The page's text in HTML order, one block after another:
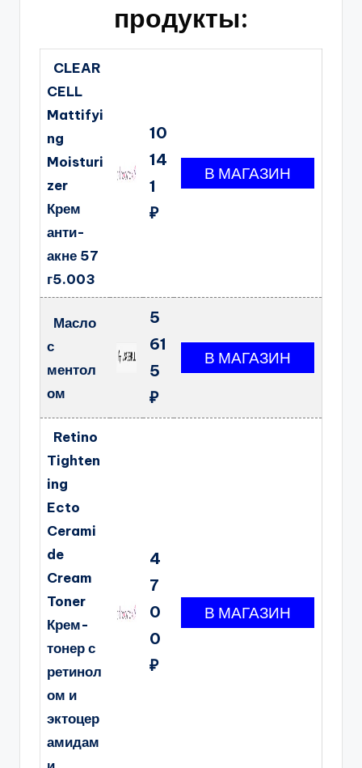
продукты:
CLEAR
CELL
Mattifyi
ng
Moisturi
zer
Крем
анти-
акне 57
г5.003
10
14
1
₽
Масло
с
ментол
ом
5
61
5
₽
Retino
Tighten
ing
Ecto
Cerami
de
Cream
Toner
Крем-
тонер с
ретинол
ом и
эктоцер
амидам
4
7
0
0
₽